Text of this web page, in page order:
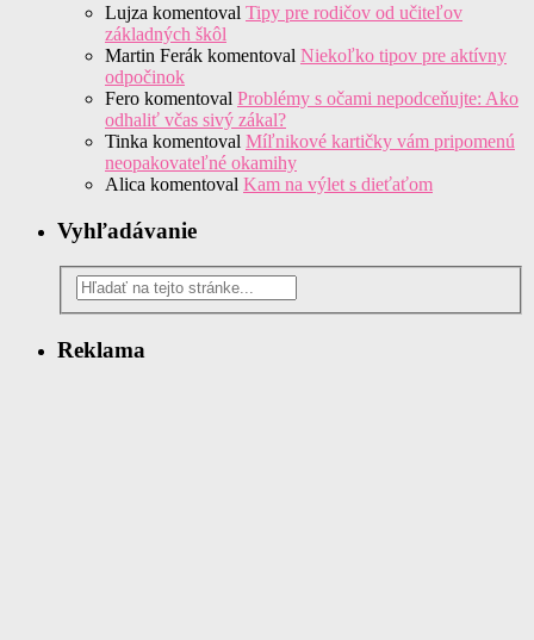
Lujza komentoval Tipy pre rodičov od učiteľov
základných škôl
Martin Ferák komentoval Niekoľko tipov pre aktívny
odpočinok
Fero komentoval Problémy s očami nepodceňujte: Ako
odhaliť včas sivý zákal?
Tinka komentoval Míľnikové kartičky vám pripomenú
neopakovateľné okamihy
Alica komentoval Kam na výlet s dieťaťom
Vyhľadávanie
Reklama